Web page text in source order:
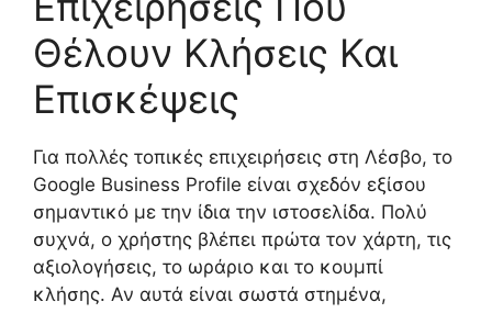
Θέλουν Κλήσεις Και
Επισκέψεις
Για πολλές τοπικές επιχειρήσεις στη Λέσβο, το
Google Business Profile είναι σχεδόν εξίσου
σημαντικό με την ίδια την ιστοσελίδα. Πολύ
συχνά, ο χρήστης βλέπει πρώτα τον χάρτη, τις
αξιολογήσεις, το ωράριο και το κουμπί
κλήσης. Αν αυτά είναι σωστά στημένα,